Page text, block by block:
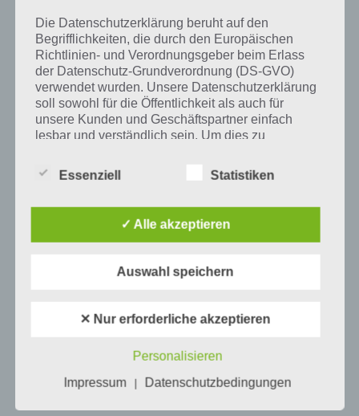
Tweet auf Twitter
Mehr Artikel hier auf Touchportal
Die Datenschutzerklärung beruht auf den
Begrifflichkeiten, die durch den Europäischen
Richtlinien- und Verordnungsgeber beim Erlass
der Datenschutz-Grundverordnung (DS-GVO)
verwendet wurden. Unsere Datenschutzerklärung
soll sowohl für die Öffentlichkeit als auch für
unsere Kunden und Geschäftspartner einfach
lesbar und verständlich sein. Um dies zu
Begrifflichkeiten erläutern.
a) personenbezogene Daten
Informationen, die sich auf eine identifizierte
Folgenden „betroffene Person") beziehen.
Als identifizierbar wird eine natürliche
Person angesehen, die direkt oder indirekt,
Essenziell Statistiken
✓ Alle akzeptieren
Auswahl speichern
✕ Nur erforderliche akzeptieren
Personalisieren
Impressum
Datenschutzbedingungen